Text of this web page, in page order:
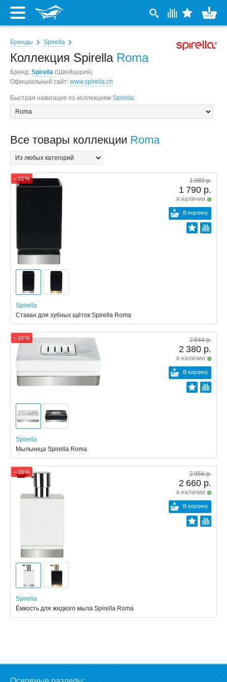
Бренды Spirella
Коллекция Spirella Roma
Бренд: Spirella (Швейцария)
Официальный сайт: www.spirella.ch
Быстрая навигация по коллекциям Spirella:
Все товары коллекции Roma
− 10 % 1 989 р.
1 790 р.
в наличии
В корзину
Spirella
Стакан для зубных щёток Spirella Roma
− 10 % 2 644 р.
2 380 р.
в наличии
В корзину
Spirella
Мыльница Spirella Roma
− 10 % 2 956 р.
2 660 р.
в наличии
В корзину
Spirella
Ёмкость для жидкого мыла Spirella Roma